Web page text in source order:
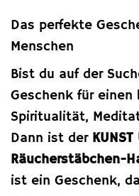
Das perfekte
Menschen
Bist du auf der
Geschenk für einen
Spiritualität,
Dann ist der KUNST
Räucherstäbchen-
ist ein Geschenk,